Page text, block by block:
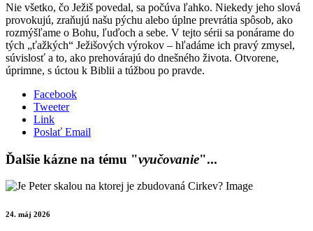
Nie všetko, čo Ježiš povedal, sa počúva ľahko. Niekedy jeho slová
provokujú, zraňujú našu pýchu alebo úplne prevrátia spôsob, ako
rozmýšľame o Bohu, ľuďoch a sebe. V tejto sérii sa ponárame do
tých „ťažkých“ Ježišových výrokov – hľadáme ich pravý zmysel,
súvislosť a to, ako prehovárajú do dnešného života. Otvorene,
úprimne, s úctou k Biblii a túžbou po pravde.
Facebook
Tweeter
Link
Poslať Email
Ďalšie kázne na tému "vyučovanie"...
24. máj 2026